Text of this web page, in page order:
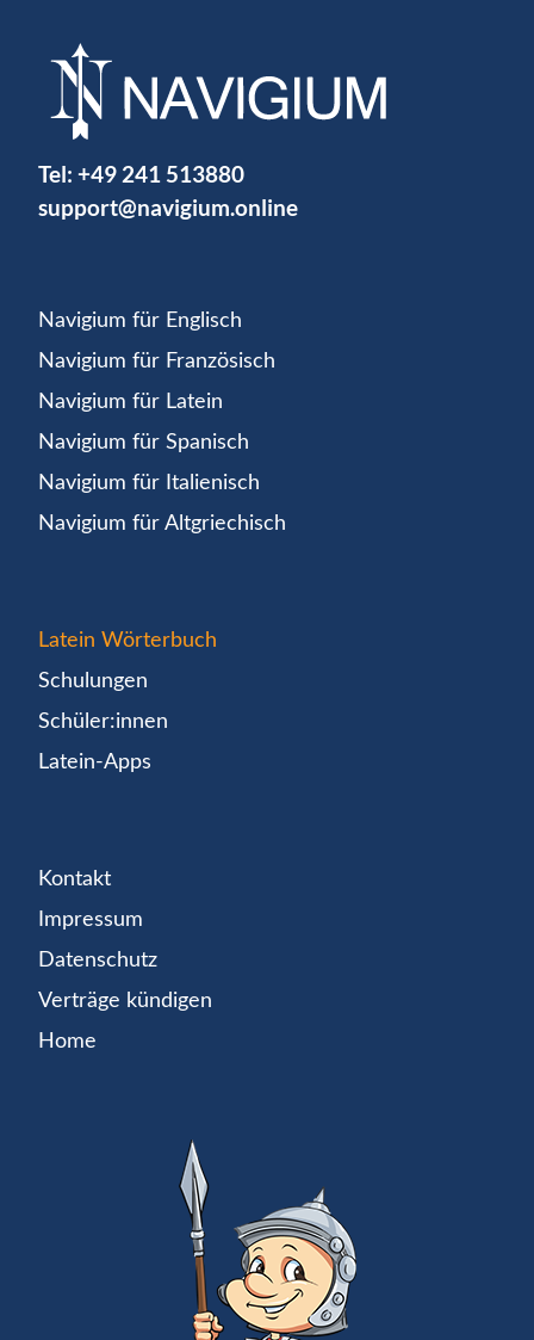
Tel: +49 241 513880
support@navigium.online
Navigium für Englisch
Navigium für Französisch
Navigium für Latein
Navigium für Spanisch
Navigium für Italienisch
Navigium für Altgriechisch
Latein Wörterbuch
Schulungen
Schüler:innen
Latein-Apps
Kontakt
Impressum
Datenschutz
Verträge kündigen
Home